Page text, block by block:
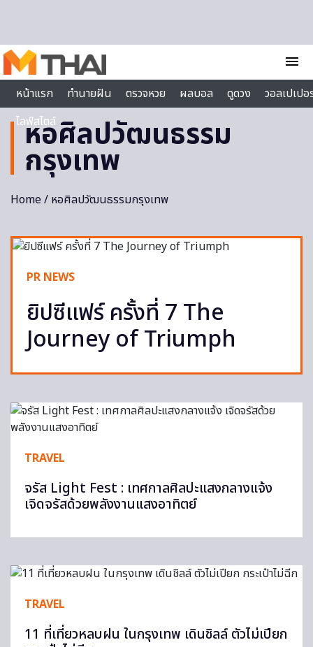
menu
หน้าแรก
ทำนายฝัน ตรวจหวย ผลบอล ดูดวง
วอลเปเป
ไลฟ์สไตล์
หอศิลปวัฒนธรรม
กรุงเทพ
Home/ หอศิลปวัฒนธรรมกรุงเทพ
PR NEWS
ยิปซีแฟร์ ครั้งที่ 7 The
Journey of Triumph
TRAVEL
จรัส Light Fest : เทศกาลศิลปะแสงกลางแจ้ง
เจิดจรัสด้วยพลังงานแสงอาทิตย์
TRAVEL
11 ที่เที่ยวหลบฝน ในกรุงเทพ เดินชิลล์ ตัวไม่เปียก